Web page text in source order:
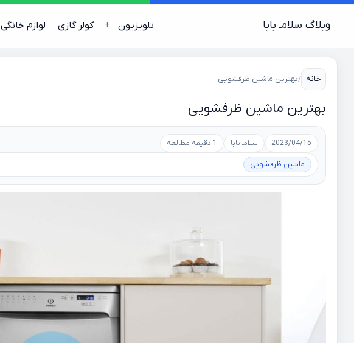
وبلاگ سلامـ بابا تلویزیون کولر گازی لوازم خانگی
خانه /بهترین ماشین ظرفشویی
بهترین ماشین ظرفشویی
2023/04/15 سلامـ بابا 1 دقیقه مطالعه
ماشین ظرفشویی